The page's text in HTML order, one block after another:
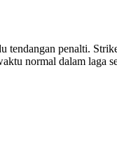
penalti.
normal dalam